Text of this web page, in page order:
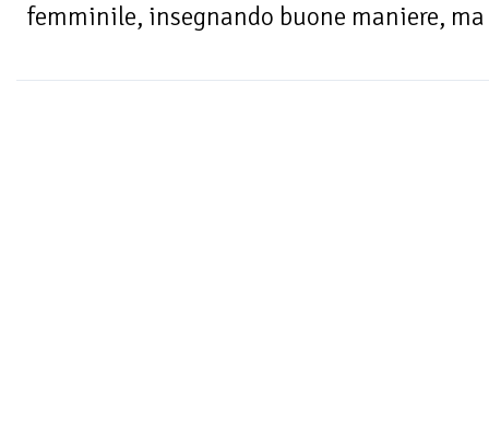
femminile, insegnando buone maniere,